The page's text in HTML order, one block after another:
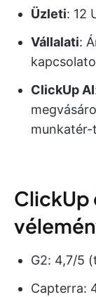
Üzleti: 12
Vállalati:
ClickUp AI
munkatér-
ClickUp
G2: 4,7/5
Capterra: